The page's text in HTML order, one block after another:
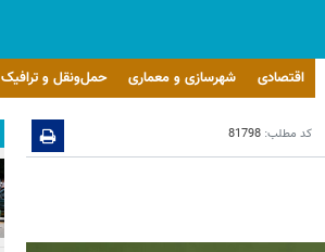
اقتصادی شهرسازی و معماری حمل‌ونقل و ترافیک
کد مطلب: 81798